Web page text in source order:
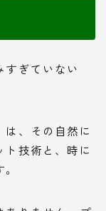
すぎていない
、その自然に
ト技術と、時に